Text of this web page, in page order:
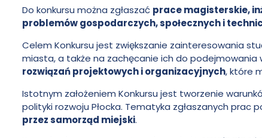
Szkoła
Wyższa
im.
Do konkursu można zgłaszać prace magisterskie,
problemów gospodarczych, społecznych i
Celem Konkursu jest zwiększanie zainteresowania
miasta, a także na zachęcanie ich do
rozwiązań projektowych i organizacyjnych, które
Istotnym założeniem Konkursu jest tworzenie
polityki rozwoju Płocka. Tematyka zgłaszanych
przez samorząd miejski.